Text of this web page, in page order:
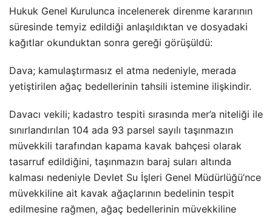
Hukuk Genel Kurulunca incelenerek direnme kararının
süresinde temyiz edildiği anlaşıldıktan ve dosyadaki
kağıtlar okunduktan sonra gereği görüşüldü:
Dava; kamulaştırmasız el atma nedeniyle, merada
yetiştirilen ağaç bedellerinin tahsili istemine ilişkindir.
Davacı vekili; kadastro tespiti sırasında mer’a niteliği ile
sınırlandırılan 104 ada 93 parsel sayılı taşınmazın
müvekkili tarafından kapama kavak bahçesi olarak
tasarruf edildiğini, taşınmazın baraj suları altında
kalması nedeniyle Devlet Su İşleri Genel Müdürlüğü’nce
müvekkiline ait kavak ağaçlarının bedelinin tespit
edilmesine rağmen, ağaç bedellerinin müvekkiline